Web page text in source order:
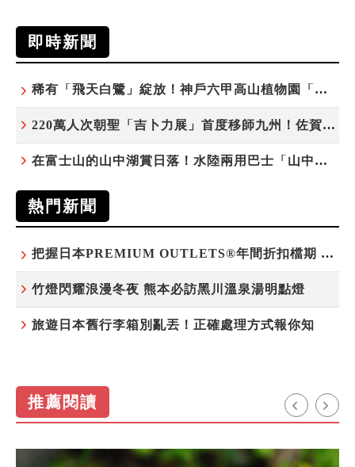
即時新聞
稀有「飛天白鷺」綻放！神戶六甲高山植物園「鷺草」珍貴現身
220萬人次朝聖「吉卜力展」首度移師九州！佐賀站早鳥平日套票8/10搶先開賣
在富士山的山中湖賞日落！水陸兩用巴士「山中湖的河馬」暑假加開夕陽班次
熱門新聞
把握日本PREMIUM OUTLETS®年間折扣檔期 越買越划算
竹燈閃耀浪漫冬夜 熊本必訪黑川溫泉湯明點燈
旅遊日本舊行李箱別亂丟！正確處理方式報你知
推薦閱讀